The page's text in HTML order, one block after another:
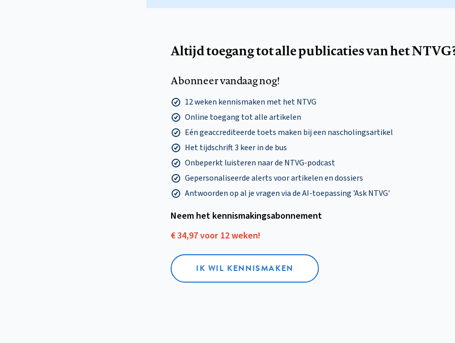
Altijd toegang tot alle publicaties van het
Abonneer vandaag nog!
12 weken kennismaken met het NTVG
Online toegang tot alle artikelen
Eén geaccrediteerde toets maken bij een nascholingsartikel
Het tijdschrift 3 keer in de bus
Onbeperkt luisteren naar de NTVG-podcast
Gepersonaliseerde alerts voor artikelen en dossiers
Antwoorden op al je vragen via de AI-toepassing 'Ask NTVG'
Neem het kennismakings­abonnement
€ 34,97 voor 12 weken!
IK WIL KENNISMAKEN